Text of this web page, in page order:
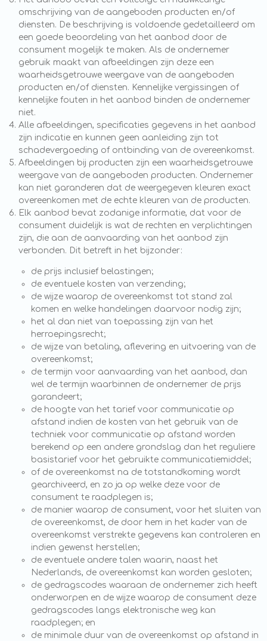
omschrijving van de aangeboden producten en/of
diensten. De beschrijving is voldoende gedetailleerd om
een goede beoordeling van het aanbod door de
consument mogelijk te maken. Als de ondernemer
gebruik maakt van afbeeldingen zijn deze een
waarheidsgetrouwe weergave van de aangeboden
producten en/of diensten. Kennelijke vergissingen of
kennelijke fouten in het aanbod binden de ondernemer
niet.
Alle afbeeldingen, specificaties gegevens in het aanbod
zijn indicatie en kunnen geen aanleiding zijn tot
schadevergoeding of ontbinding van de overeenkomst.
Afbeeldingen bij producten zijn een waarheidsgetrouwe
weergave van de aangeboden producten. Ondernemer
kan niet garanderen dat de weergegeven kleuren exact
overeenkomen met de echte kleuren van de producten.
Elk aanbod bevat zodanige informatie, dat voor de
consument duidelijk is wat de rechten en verplichtingen
zijn, die aan de aanvaarding van het aanbod zijn
verbonden. Dit betreft in het bijzonder:
de prijs inclusief belastingen;
de eventuele kosten van verzending;
de wijze waarop de overeenkomst tot stand zal
komen en welke handelingen daarvoor nodig zijn;
het al dan niet van toepassing zijn van het
herroepingsrecht;
de wijze van betaling, aflevering en uitvoering van de
overeenkomst;
de termijn voor aanvaarding van het aanbod, dan
wel de termijn waarbinnen de ondernemer de prijs
garandeert;
de hoogte van het tarief voor communicatie op
afstand indien de kosten van het gebruik van de
techniek voor communicatie op afstand worden
berekend op een andere grondslag dan het reguliere
basistarief voor het gebruikte communicatiemiddel;
of de overeenkomst na de totstandkoming wordt
gearchiveerd, en zo ja op welke deze voor de
consument te raadplegen is;
de manier waarop de consument, voor het sluiten van
de overeenkomst, de door hem in het kader van de
overeenkomst verstrekte gegevens kan controleren en
indien gewenst herstellen;
de eventuele andere talen waarin, naast het
Nederlands, de overeenkomst kan worden gesloten;
de gedragscodes waaraan de ondernemer zich heeft
onderworpen en de wijze waarop de consument deze
gedragscodes langs elektronische weg kan
raadplegen; en
de minimale duur van de overeenkomst op afstand in